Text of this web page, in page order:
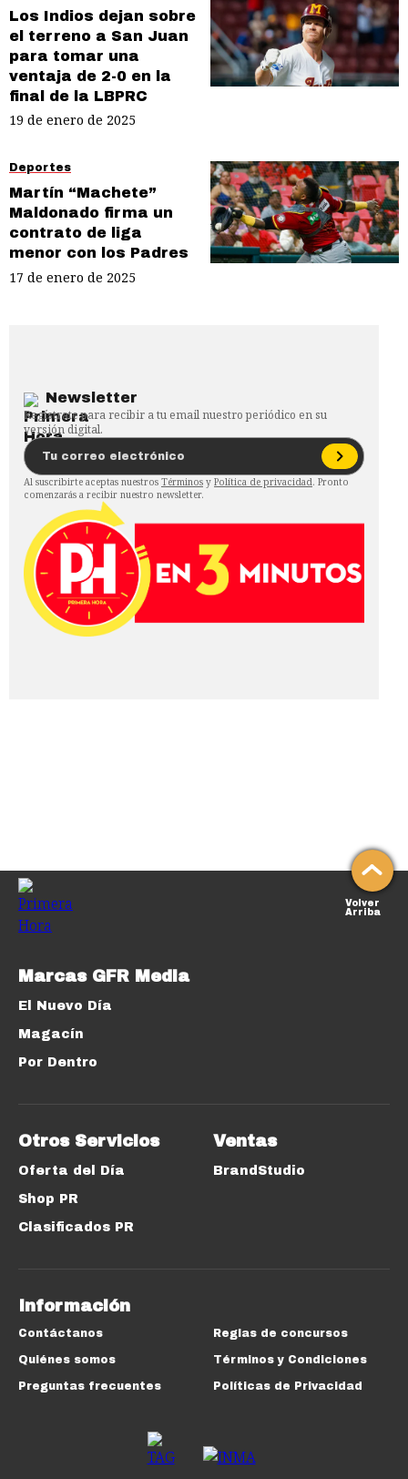
Los Indios dejan sobre
el terreno a San Juan
para tomar una
ventaja de 2-0 en la
final de la LBPRC
19 de enero de 2025
Deportes
Martín “Machete”
Maldonado firma un
contrato de liga
menor con los Padres
17 de enero de 2025
Newsletter
Regístrate para recibir a tu email nuestro periódico en su
versión digital.
Al suscribirte aceptas nuestros Términos y Política de privacidad. Pronto
comenzarás a recibir nuestro newsletter.
Volver
Arriba
Marcas GFR Media
El Nuevo Día
Magacín
Por Dentro
Otros Servicios
Oferta del Día
Shop PR
Clasificados PR
Ventas
BrandStudio
Información
Contáctanos
Quiénes somos
Preguntas frecuentes
Reglas de concursos
Términos y Condiciones
Políticas de Privacidad